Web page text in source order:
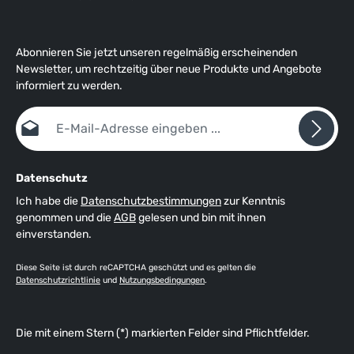
auch bei Nässe an Deck nur sehr langsam wegrutscht.
Das verarbeitete Nubuck-Leder ist ein Naturprodukt, welches
auch bei einem fabrikneuen Schuh leichte Farbunterschiede,
kleine Kratzer u.ä. aufweisen kann. Dieses ist üblich und kein
Mangel, sondern zeugt von der Einzigartigkeit des Materials.
Abonnieren Sie jetzt unseren regelmäßig erscheinenden
Newsletter, um rechtzeitig über neue Produkte und Angebote
informiert zu werden.
E-Mail-Adresse*
Datenschutz
Ich habe die Datenschutzbestimmungenzur Kenntnis
genommen und dieAGBgelesen und bin mit ihnen
einverstanden.
Diese Seite ist durch reCAPTCHA geschützt und es gelten die
Datenschutzrichtlinie und Nutzungsbedingungen.
Die mit einem Stern (*) markierten Felder sind Pflichtfelder.